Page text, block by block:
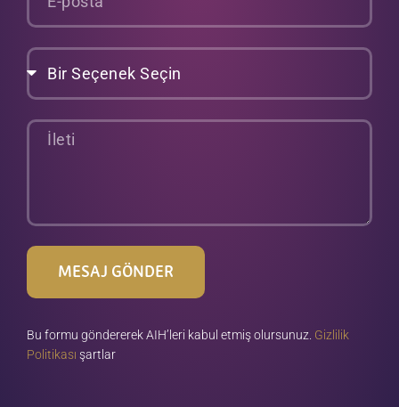
posta
Bir
Seçenek
Seçin
İleti
MESAJ GÖNDER
Bu formu göndererek AIH’leri kabul etmiş olursunuz. Gizlilik
Politikası şartlar